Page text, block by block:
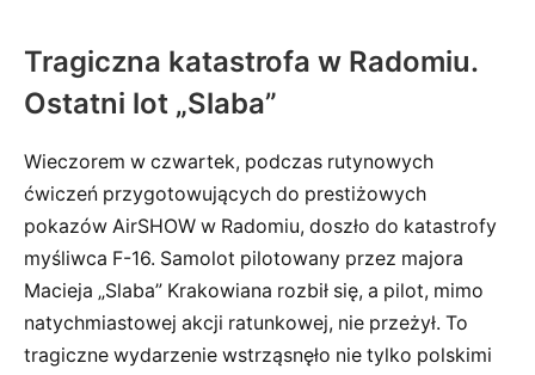
Tragiczna katastrofa w Radomiu.
Ostatni lot „Slaba”
Wieczorem w czwartek, podczas rutynowych
ćwiczeń przygotowujących do prestiżowych
pokazów AirSHOW w Radomiu, doszło do katastrofy
myśliwca F-16. Samolot pilotowany przez majora
Macieja „Slaba” Krakowiana rozbił się, a pilot, mimo
natychmiastowej akcji ratunkowej, nie przeżył. To
tragiczne wydarzenie wstrząsnęło nie tylko polskimi